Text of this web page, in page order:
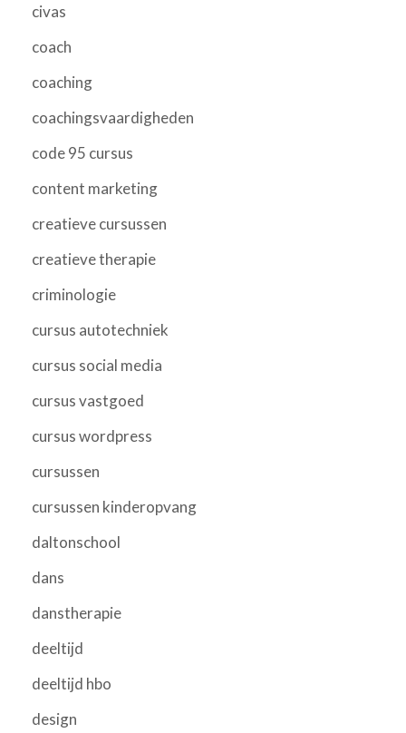
civas
coach
coaching
coachingsvaardigheden
code 95 cursus
content marketing
creatieve cursussen
creatieve therapie
criminologie
cursus autotechniek
cursus social media
cursus vastgoed
cursus wordpress
cursussen
cursussen kinderopvang
daltonschool
dans
danstherapie
deeltijd
deeltijd hbo
design